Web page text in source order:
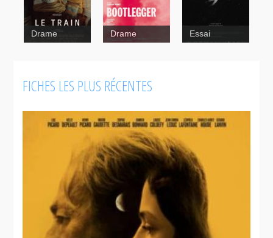
Drame Drame
Les sept
dernières
paroles du
Christ en
Essai
FICHES LES PLUS RÉCENTES